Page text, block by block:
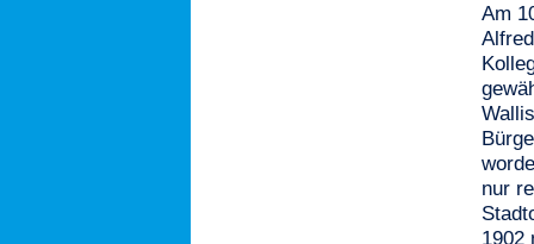
Am
nur
1902